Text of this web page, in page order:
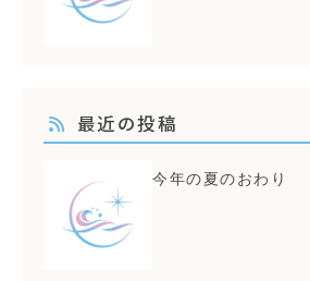
最近の投稿
今年の夏のおわり